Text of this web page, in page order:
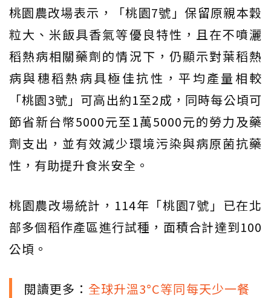
桃園農改場表示，「桃園7號」保留原親本穀
粒大、米飯具香氣等優良特性，且在不噴灑
稻熱病相關藥劑的情況下，仍顯示對葉稻熱
病與穗稻熱病具極佳抗性，平均產量相較
「桃園3號」可高出約1至2成，同時每公頃可
節省新台幣5000元至1萬5000元的勞力及藥
劑支出，並有效減少環境污染與病原菌抗藥
性，有助提升食米安全。
桃園農改場統計，114年「桃園7號」已在北
部多個稻作產區進行試種，面積合計達到100
公頃。
閱讀更多： 全球升溫3°C等同每天少一餐